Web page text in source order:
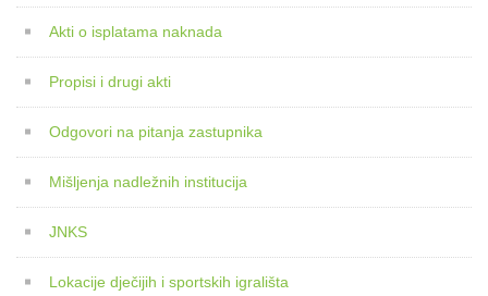
Akti o isplatama naknada
Propisi i drugi akti
Odgovori na pitanja zastupnika
Mišljenja nadležnih institucija
JNKS
Lokacije dječijih i sportskih igrališta